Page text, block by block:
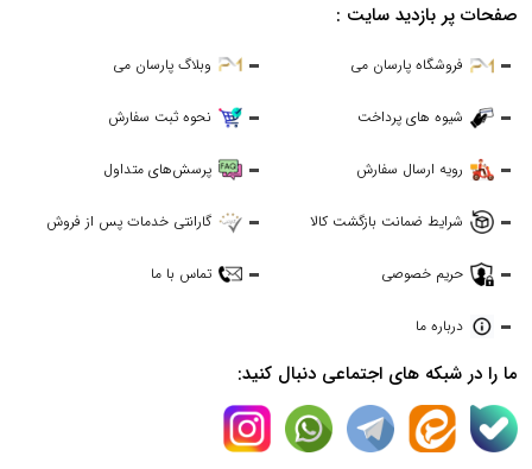
صفحات پر بازدید سایت :
فروشگاه پارسان می وبلاگ پارسان می
شیوه های پرداخت نحوه ثبت سفارش
رویه ارسال سفارش پرسش‌های متداول
شرایط ضمانت بازگشت کالا گارانتی خدمات پس از فروش
حریم خصوصی تماس با ما
درباره ما
ما را در شبکه های اجتماعی دنبال کنید: